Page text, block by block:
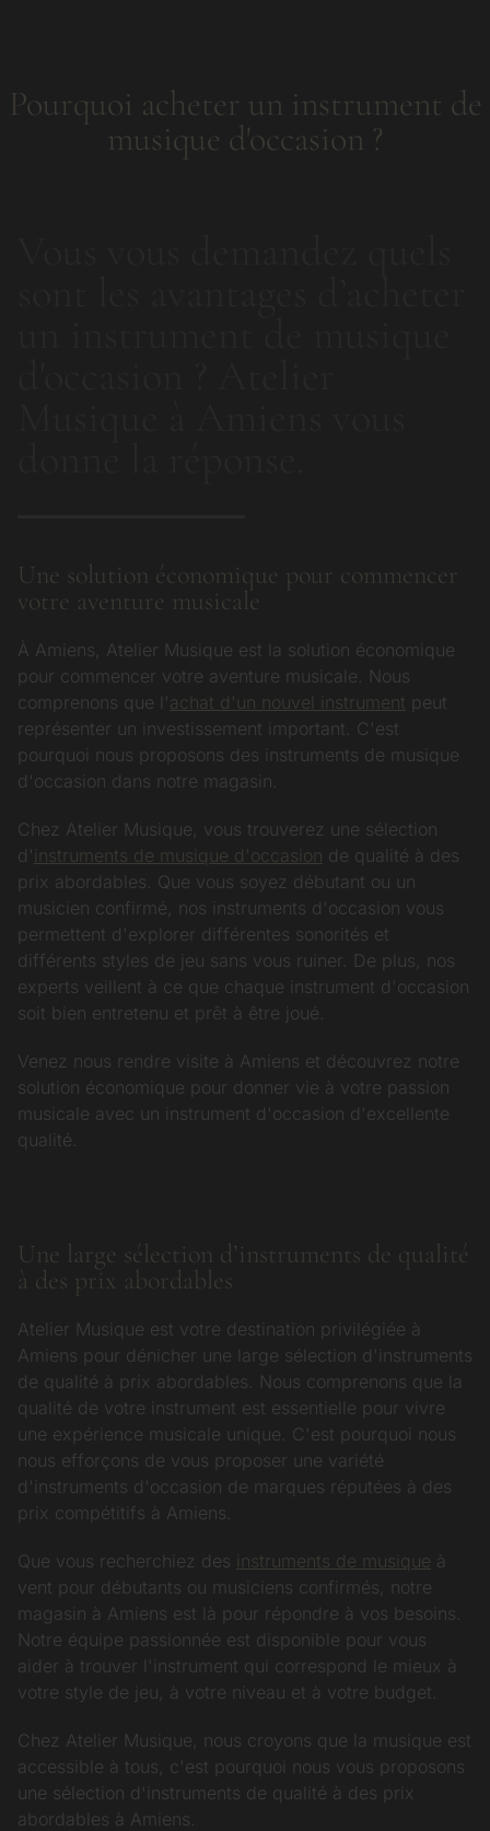
Pourquoi acheter un instrument de
musique d'occasion ?
Une solution économique pour commencer
votre aventure musicale
À Amiens, Atelier Musique est la solution économique
pour commencer votre aventure musicale. Nous
comprenons que l'achat d'un nouvel instrument peut
représenter un investissement important. C'est
pourquoi nous proposons des instruments de musique
d'occasion dans notre magasin.
Chez Atelier Musique, vous trouverez une sélection
d' instruments de musique d'occasion de qualité à des
prix abordables. Que vous soyez débutant ou un
musicien confirmé, nos instruments d'occasion vous
permettent d'explorer différentes sonorités et
différents styles de jeu sans vous ruiner. De plus, nos
experts veillent à ce que chaque instrument d'occasion
soit bien entretenu et prêt à être joué.
Venez nous rendre visite à Amiens et découvrez notre
solution économique pour donner vie à votre passion
musicale avec un instrument d'occasion d'excellente
qualité.
Une large sélection d’instruments de qualité
à des prix abordables
Atelier Musique est votre destination privilégiée à
Amiens pour dénicher une large sélection d'instruments
de qualité à prix abordables. Nous comprenons que la
qualité de votre instrument est essentielle pour vivre
une expérience musicale unique. C'est pourquoi nous
nous efforçons de vous proposer une variété
d'instruments d'occasion de marques réputées à des
prix compétitifs à Amiens.
Que vous recherchiez des instruments de musique à
vent pour débutants ou musiciens confirmés, notre
magasin à Amiens est là pour répondre à vos besoins.
Notre équipe passionnée est disponible pour vous
aider à trouver l'instrument qui correspond le mieux à
votre style de jeu, à votre niveau et à votre budget.
Chez Atelier Musique, nous croyons que la musique est
accessible à tous, c'est pourquoi nous vous proposons
une sélection d'instruments de qualité à des prix
abordables à Amiens.